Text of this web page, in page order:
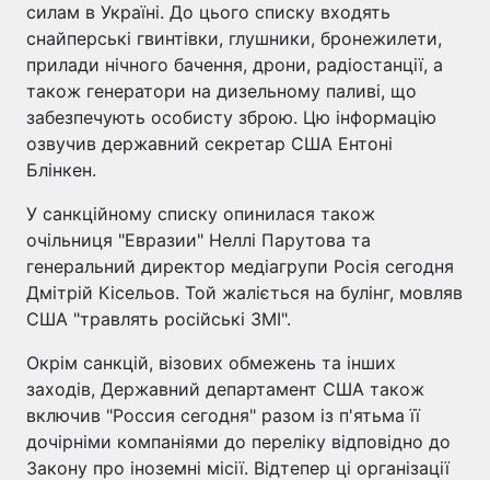
силам в Україні. До цього списку входять
снайперські гвинтівки, глушники, бронежилети,
прилади нічного бачення, дрони, радіостанції, а
також генератори на дизельному паливі, що
забезпечують особисту зброю. Цю інформацію
озвучив державний секретар США Ентоні
Блінкен.
У санкційному списку опинилася також
очільниця "Евразии" Неллі Парутова та
генеральний директор медіагрупи Росія сегодня
Дмітрій Кісельов. Той жаліється на булінг, мовляв
США "травлять російські ЗМІ".
Окрім санкцій, візових обмежень та інших
заходів, Державний департамент США також
включив "Россия сегодня" разом із п'ятьма її
дочірніми компаніями до переліку відповідно до
Закону про іноземні місії. Відтепер ці організації